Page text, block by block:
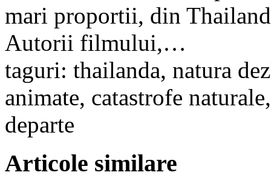
mari proportii, din
Autorii filmului,…
taguri: thailanda, natura
animate, catastrofe
departe
Articole similare